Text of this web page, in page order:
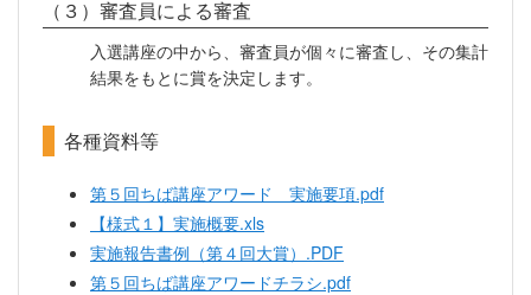
（３）審査員による審査
入選講座の中から、審査員が個々に審査し、その集計
結果をもとに賞を決定します。
各種資料等
第５回ちば講座アワード 実施要項.pdf
【様式１】実施概要.xls
実施報告書例（第４回大賞）.PDF
第５回ちば講座アワードチラシ.pdf